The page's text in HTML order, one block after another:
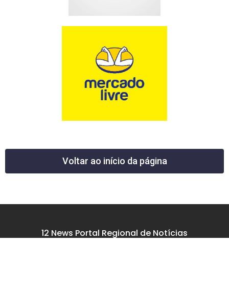
Voltar ao início da página
12 News Portal Regional de Notícias